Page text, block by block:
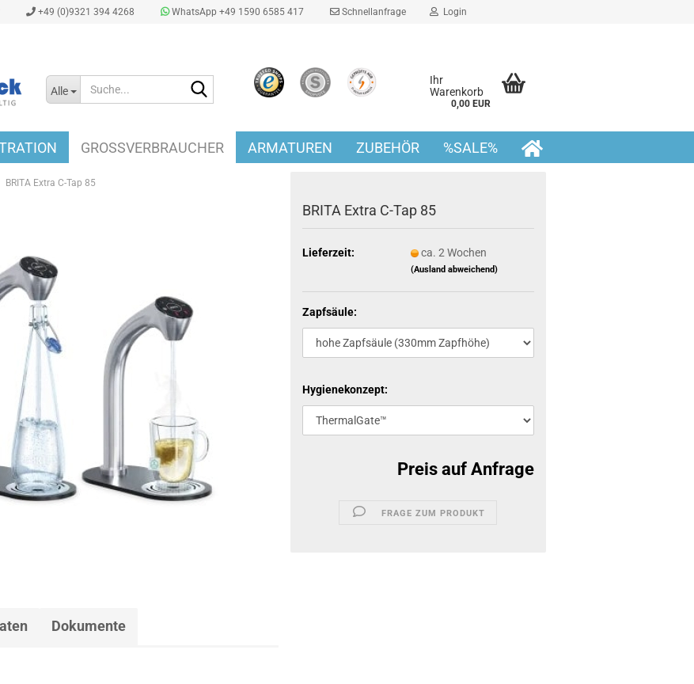
+49 (0)9321 394 4268 WhatsApp +49 1590 6585 417 Schnellanfrage Login
Alle
Ihr
Warenkorb
0,00 EUR
GROSSVERBRAUCHER ARMATUREN ZUBEHÖR %SALE%
BRITA Extra C-Tap 85
BRITA Extra C-Tap 85
Lieferzeit: ca. 2 Wochen
(Ausland abweichend)
Zapfsäule:
Hygienekonzept:
Preis auf Anfrage
FRAGE ZUM PRODUKT
Dokumente